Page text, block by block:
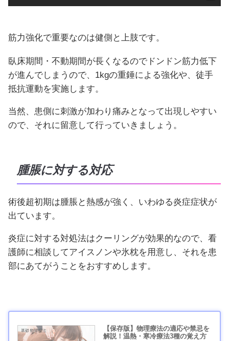
筋力強化で重要なのは健側と上肢です。
臥床期間・不動期間が長くなるのでドンドン筋力低下
が進んでしまうので、1kgの重錘による強化や、徒手
抵抗運動を実施します。
当然、患側に刺激が加わり痛みとなって出現しやすい
ので、それに留意して行っていきましょう。
腫脹に対する対応
術後超初期は腫脹と熱感が強く、いわゆる炎症症状が
出ています。
炎症に対する対処法はクーリングが効果的なので、看
護師に相談してアイスノンや氷枕を用意し、それを患
部にあてがうことをおすすめします。
【保存版】物理療法の適応や禁忌を
解説！温熱・寒冷療法3種の覚え方